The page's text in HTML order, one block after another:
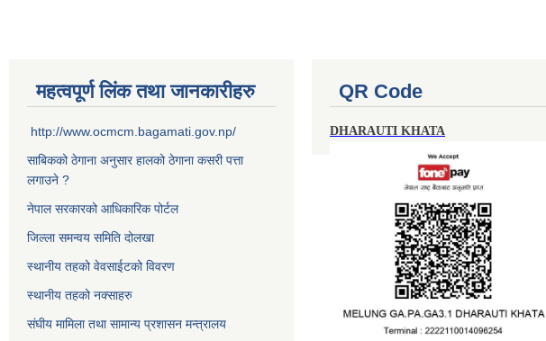
महत्वपूर्ण लिंक तथा जानकारीहरु
http://www.ocmcm.bagamati.gov.np/
साबिकको ठेगाना अनुसार हालको ठेगाना कसरी पत्ता
लगाउने ?
नेपाल सरकारको आधिकारिक पोर्टल
जिल्ला समन्वय समिति दोलखा
स्थानीय तहको वेवसाईटको विवरण
स्थानीय तहको नक्साहरु
संघीय मामिला तथा सामान्य प्रशासन मन्त्रालय
QR Code
DHARAUTI KHATA